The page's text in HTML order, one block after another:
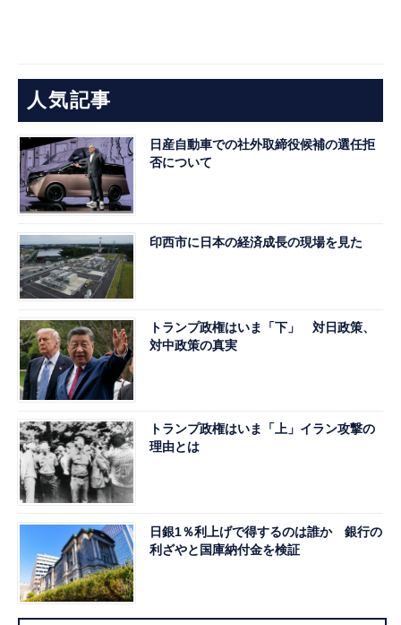
人気記事
日産自動車での社外取締役候補の選任拒
否について
印西市に日本の経済成長の現場を見た
トランプ政権はいま「下」 対日政策、
対中政策の真実
トランプ政権はいま「上」イラン攻撃の
理由とは
日銀1％利上げで得するのは誰か 銀行の
利ざやと国庫納付金を検証